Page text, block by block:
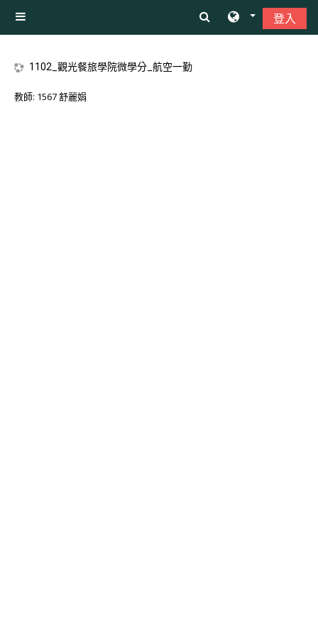
側板
登入
1102_觀光餐旅學院微學分_航空一勤
教師: 1567 舒麗娟